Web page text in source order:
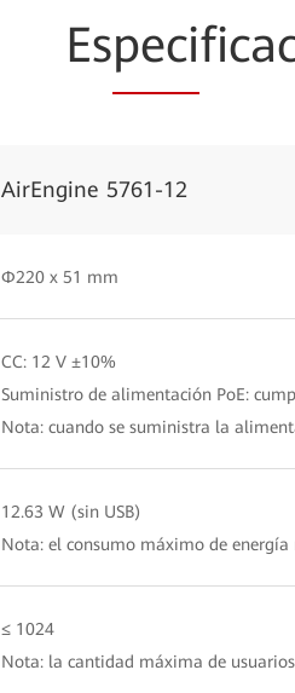
Especi
AirEngine 5761-12
Φ220 x 51 mm
CC: 12 V ±10%
Suministro de alimentación PoE:
Nota: cuando se suministra la
12.63 W (sin USB)
Nota: el consumo máximo de energía
≤ 1024
Nota: la cantidad máxima de